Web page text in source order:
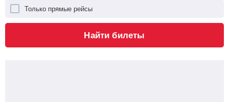
Только прямые рейсы
Найти билеты